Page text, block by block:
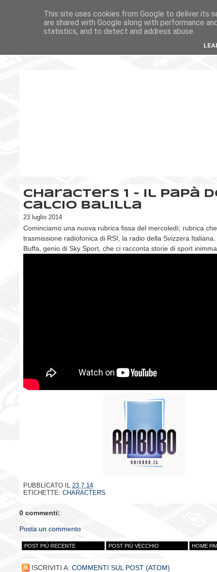
Characters 1 - Il papà
Calcio Balilla
23 luglio 2014
Cominciamo una nuova rubrica fissa del mercoledì; rubrica
trasmissione radiofonica di RSI, la radio della Svizzera
Buffa, genio di Sky Sport, che ci racconta storie di sport
PUBBLICATO IL 23.7.14
ETICHETTE: CHARACTERS
0 commenti:
Posta un commento
POST PIÙ RECENTE POST PIÙ VECCHIO HOME
ISCRIVITI A: COMMENTI SUL POST (ATOM)
This site uses cookies from Google to deliver its
are shared with Google along with performance
statistics, and to detect and address abuse.